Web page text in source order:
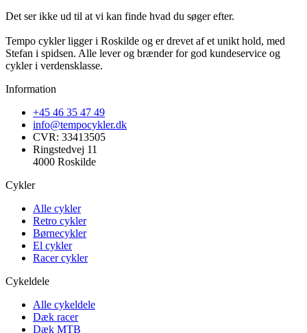
Det ser ikke ud til at vi kan finde hvad du søger efter.
Tempo cykler ligger i Roskilde og er drevet af et unikt hold, med
Stefan i spidsen. Alle lever og brænder for god kundeservice og
cykler i verdensklasse.
Information
+45 46 35 47 49
info@tempocykler.dk
CVR: 33413505
Ringstedvej 11
4000 Roskilde
Cykler
Alle cykler
Retro cykler
Børnecykler
El cykler
Racer cykler
Cykeldele
Alle cykeldele
Dæk racer
Dæk MTB